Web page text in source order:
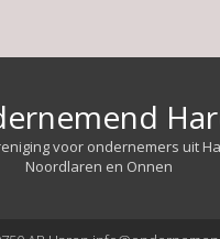
voor ondernemers uit
Noordlaren en Onnen